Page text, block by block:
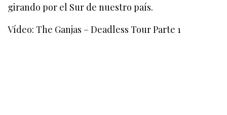
girando por el Sur de nuestro país.
Vídeo: The Ganjas – Deadless Tour Parte 1